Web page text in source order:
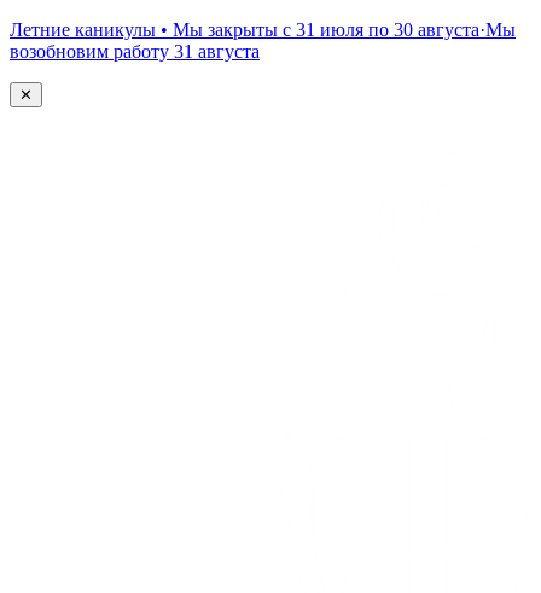
Летние каникулы • Мы закрыты с 31 июля по 30 августа·Мы
возобновим работу 31 августа
✕